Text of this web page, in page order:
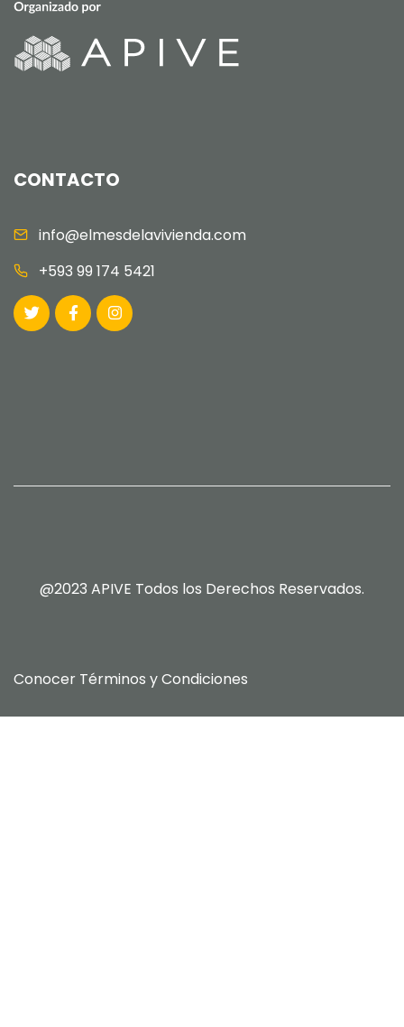
CONTACTO
info@elmesdelavivienda.com
+593 99 174 5421
@2023 APIVE Todos los Derechos Reservados.
Conocer Términos y Condiciones